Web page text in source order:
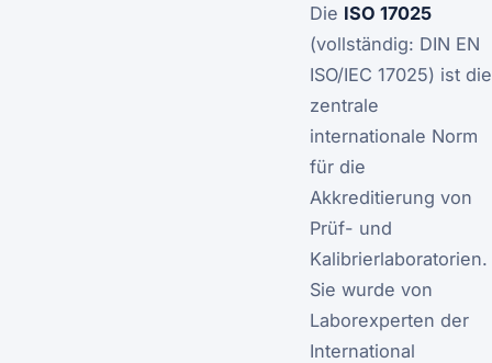
Die ISO 17025
(vollständig: DIN EN
ISO/IEC 17025) ist die
zentrale
internationale Norm
für die
Akkreditierung von
Prüf- und
Kalibrierlaboratorien.
Sie wurde von
Laborexperten der
International